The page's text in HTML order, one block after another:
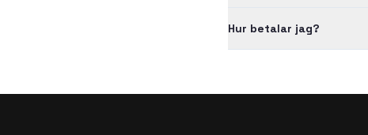
Hur betalar jag?